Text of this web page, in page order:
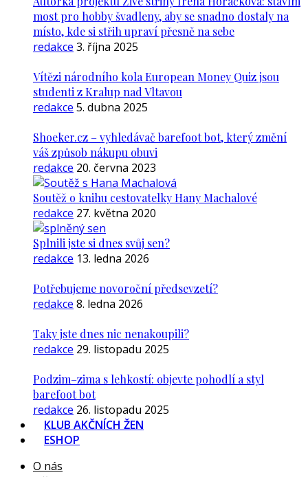
most pro hobby švadleny, aby se snadno dostaly na
místo, kde si střih upraví přesně na sebe
redakce 3. října 2025
Vítězi národního kola European Money Quiz jsou
studenti z Kralup nad Vltavou
redakce 5. dubna 2025
Shoeker.cz – vyhledávač barefoot bot, který změní
váš způsob nákupu obuvi
redakce 20. června 2023
Soutěž o knihu cestovatelky Hany Machalové
redakce 27. května 2020
Splnili jste si dnes svůj sen?
redakce 13. ledna 2026
Potřebujeme novoroční předsevzetí?
redakce 8. ledna 2026
Taky jste dnes nic nenakoupili?
redakce 29. listopadu 2025
Podzim–zima s lehkostí: objevte pohodlí a styl
barefoot bot
redakce 26. listopadu 2025
KLUB AKČNÍCH ŽEN
ESHOP
O nás